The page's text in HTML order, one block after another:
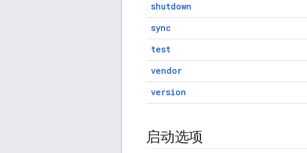
shutdown
sync
test
vendor
version
启动选项